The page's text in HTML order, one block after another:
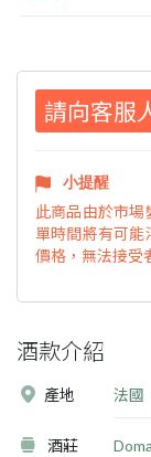
請向客服
小提醒
此商品由於市
單時間將有可能
價格，無法接受
酒款介紹
產地 法國
酒莊